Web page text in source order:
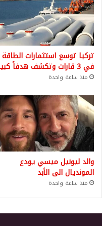
تركيا توسع استثمارات الطاقة
في 3 قارات وتكشف هدفاً كبيراً
منذ ساعة واحدة
والد ليونيل ميسي يودع
المونديال الى الأبد
منذ ساعة واحدة